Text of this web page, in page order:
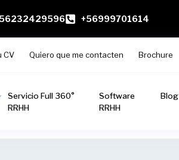
+56999701614
CV Quiero que me contacten Brochure
Servicio Full 360°
RRHH
Software
RRHH
Blog